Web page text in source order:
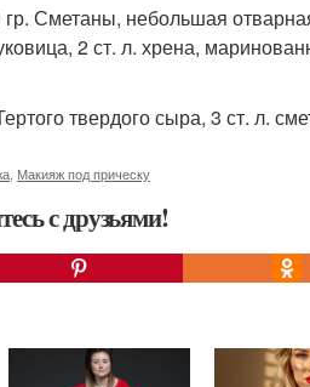
Сметаны, небольшая
2 ст. л. хрена,
твердого сыра, 3 ст. л.
Макияж под прическу
с друзьями!